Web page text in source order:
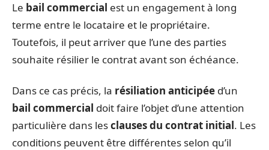
Le bail commercial est un engagement à long
terme entre le locataire et le propriétaire.
Toutefois, il peut arriver que l’une des parties
souhaite résilier le contrat avant son échéance.
Dans ce cas précis, la résiliation anticipée d’un
bail commercial doit faire l’objet d’une attention
particulière dans lesclauses du contrat initial. Les
conditions peuvent être différentes selon qu’il